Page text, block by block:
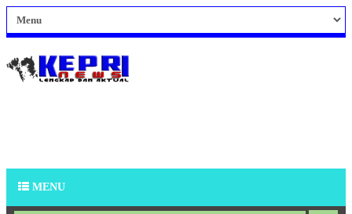
MENU